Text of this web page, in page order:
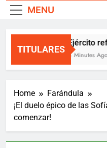
MENU
TITULARES
Ejército
4 Minutes Ago
Home
Farándula
¡El duelo épico de las
comenzar!